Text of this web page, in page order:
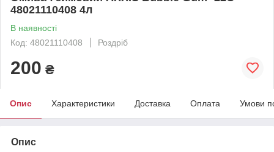
48021110408 4л
В наявності
Код: 48021110408
Роздріб
200 ₴
Опис Характеристики Доставка Оплата Умови
Опис